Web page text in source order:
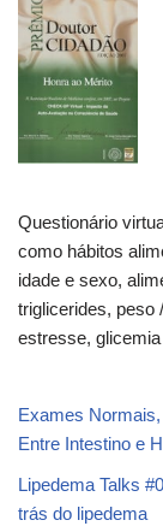
Questionário
como hábitos
idade e sexo,
triglicerides, peso
estresse,
Exames
Entre Intestino e
Lipedema Talks
trás do lipedema